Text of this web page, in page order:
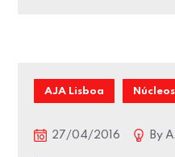
AJA Lisboa
27/04/2016 By